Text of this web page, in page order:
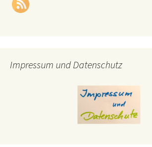
Impressum und Datenschutz